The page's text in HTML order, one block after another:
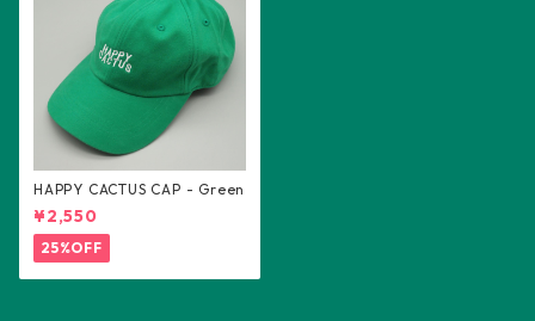
HAPPY CACTUS CAP - Green
¥2,550
25%OFF